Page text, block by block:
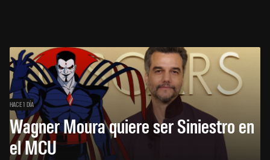
HACE 1 DÍA
Wagner Moura quiere ser Siniestro en
el MCU